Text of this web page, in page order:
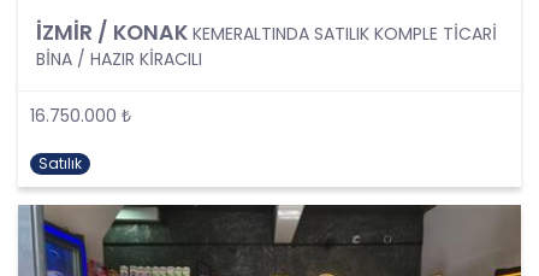
amaç için gerekli olan süre kadar muhafaza
edecektir. Sürenin bitimi veya işlenmesini
kişisel veriler CB CB Gayrimenkul Franchising
tarafından silinecek, yok edilecek veya anonim
hale getirilecektir.
6. Kişisel Veri İşleme Faaliyetlerinin Kanunun 5
inci Maddesinde Belirtilen Kişisel Veri İşleme
İZMİR / KONAK KEMERALTINDA SATILIK KOMPLE TİCARİ
BİNA / HAZIR KİRACILI
16.750.000 ₺
Satılık